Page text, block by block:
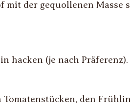
mit der gequollenen
hacken (je nach Präferenz).
den